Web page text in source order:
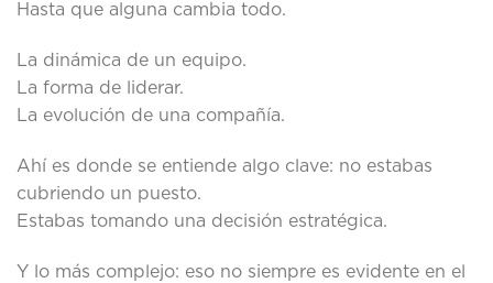
Hasta que alguna cambia todo.
La dinámica de un equipo.
La forma de liderar.
La evolución de una compañía.
Ahí es donde se entiende algo clave: no estabas
cubriendo un puesto.
Estabas tomando una decisión estratégica.
Y lo más complejo: eso no siempre es evidente en el